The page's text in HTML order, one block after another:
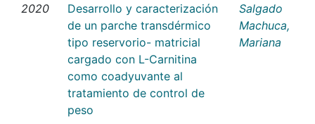
2020
Desarrollo y caracterización
de un parche transdérmico
tipo reservorio- matricial
cargado con L-Carnitina
como coadyuvante al
tratamiento de control de
peso
Salgado
Machuca,
Mariana